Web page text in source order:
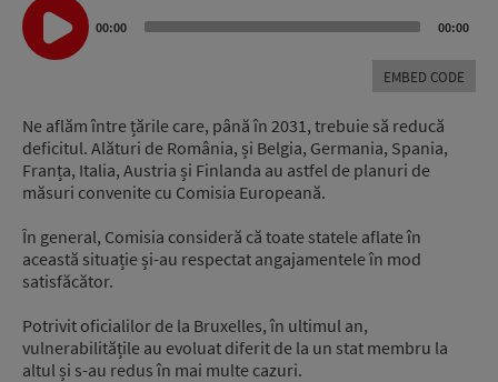
Audio
Player
00:00 00:00
EMBED CODE
Ne aflăm între țările care, până în 2031, trebuie să reducă
deficitul. Alături de România, și Belgia, Germania, Spania,
Franța, Italia, Austria și Finlanda au astfel de planuri de
măsuri convenite cu Comisia Europeană.
În general, Comisia consideră că toate statele aflate în
această situație și-au respectat angajamentele în mod
satisfăcător.
Potrivit oficialilor de la Bruxelles, în ultimul an,
vulnerabilitățile au evoluat diferit de la un stat membru la
altul și s-au redus în mai multe cazuri.